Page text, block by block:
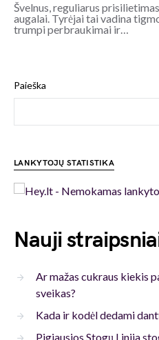
Švelnus, reguliarus
augalai. Tyrėjai tai vadina
trumpi perbraukimai ir…
Paieška
LANKYTOJŲ STATISTIKA
Nauji
Ar mažas cukraus kiekis
sveikas?
Kada ir kodėl dedami
Pigiausios Stogų Linija